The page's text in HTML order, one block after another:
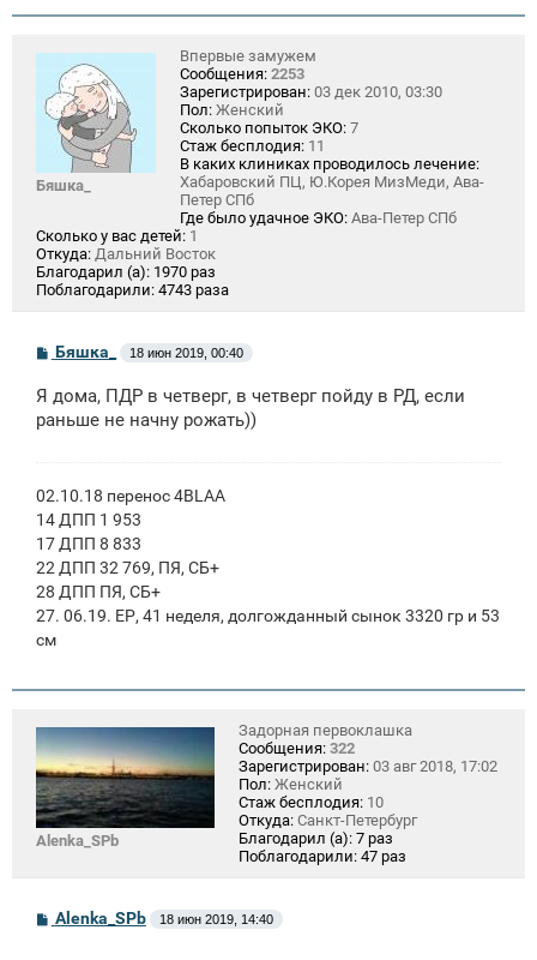
и
Бяшка_
Впервые замужем
Сообщения: 2253
Зарегистрирован: 03 дек 2010, 03:30
Пол: Женский
Сколько попыток ЭКО: 7
Стаж бесплодия: 11
В каких клиниках проводилось лечение:
Хабаровский ПЦ, Ю.Корея МизМеди, Ава-
Петер СПб
Где было удачное ЭКО: Ава-Петер СПб
Сколько у вас детей: 1
Откуда: Дальний Восток
Благодарил (а): 1970 раз
Поблагодарили: 4743 раза
С
б
щ
Бяшка_ 18 июн 2019, 00:40
Я дома, ПДР в четверг, в четверг пойду в РД, если
раньше не начну рожать))
02.10.18 перенос 4BLAA
14 ДПП 1 953
17 ДПП 8 833
22 ДПП 32 769, ПЯ, СБ+
28 ДПП ПЯ, СБ+
27. 06.19. ЕР, 41 неделя, долгожданный сынок 3320 гр и 53
см
Alenka_SPb
Задорная первоклашка
Сообщения: 322
Зарегистрирован: 03 авг 2018, 17:02
Пол: Женский
Стаж бесплодия: 10
Откуда: Санкт-Петербург
Благодарил (а): 7 раз
Поблагодарили: 47 раз
С
Alenka_SPb 18 июн 2019, 14:40